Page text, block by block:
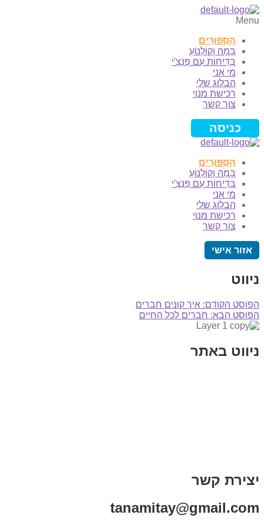
Menu
הַסִּפּוּרִים
בָּמָה וְקוֹלְנוֹעַ
בְּדִיחוֹת עִם פַּנְצִ'י
מי אני
הבלוג שלי
רכישת מנוי
צור קשר
כניסה
הַסִּפּוּרִים
בָּמָה וְקוֹלְנוֹעַ
בְּדִיחוֹת עִם פַּנְצִ'י
מי אני
הבלוג שלי
רכישת מנוי
צור קשר
אזור אישי
ניווט
הפוסט הקודם: איך קונים חברים
הפוסט הבא: חברים לכל החיים
ניווט באתר
יצירת קשר
tanamitay@gmail.com